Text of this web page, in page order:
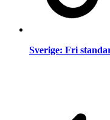
Sverige: Fri